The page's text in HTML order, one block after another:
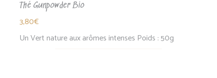
Thé Gunpowder Bio
3,80€
Un Vert nature aux arômes intenses Poids : 50g